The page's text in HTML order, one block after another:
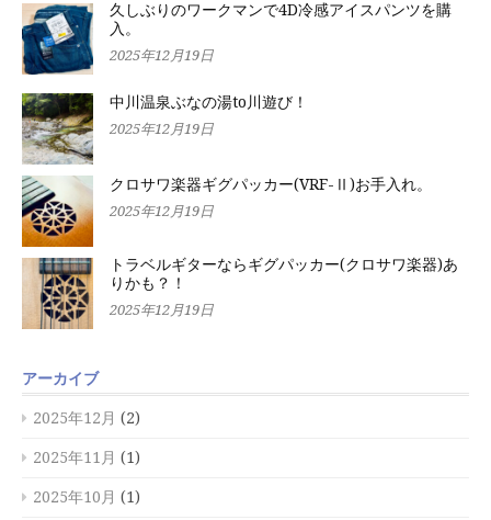
久しぶりのワークマンで4D冷感アイスパンツを購
入。
2025年12月19日
中川温泉ぶなの湯to川遊び！
2025年12月19日
クロサワ楽器ギグパッカー(VRF-Ⅱ)お手入れ。
2025年12月19日
トラベルギターならギグパッカー(クロサワ楽器)あ
りかも？！
2025年12月19日
アーカイブ
2025年12月 (2)
2025年11月 (1)
2025年10月 (1)